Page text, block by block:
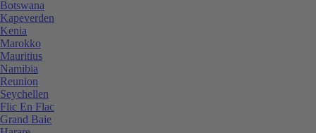
Botswana
Kapeverden
Kenia
Marokko
Mauritius
Namibia
Reunion
Seychellen
Flic En Flac
Grand Baie